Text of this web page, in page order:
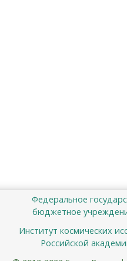
Федеральное
бюджетное
Институт космических
Российской